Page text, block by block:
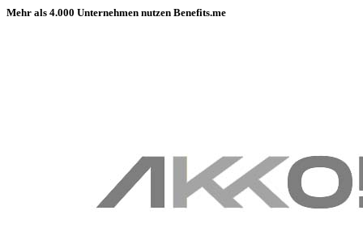
Mehr als 4.000 Unternehmen nutzen Benefits.me